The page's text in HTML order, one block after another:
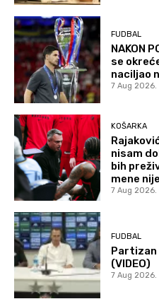
FUDBAL
NAKON
se
naciljao
7 Aug 2026.
KOŠARKA
nisam
bih
mene
7 Aug 2026.
FUDBAL
Partizan
(VIDEO)
7 Aug 2026.